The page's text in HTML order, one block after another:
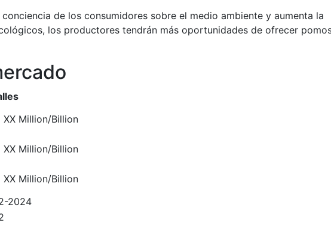
de los consumidores sobre el medio ambiente y aumenta la
los productores tendrán más oportunidades de ofrecer
XX Million/Billion
XX Million/Billion
XX Million/Billion
2024